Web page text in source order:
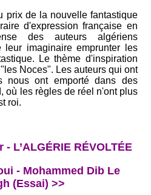
prix de la nouvelle fantastique
d'expression française en
des auteurs algériens
imaginaire emprunter les
Le thème d'inspiration
Noces". Les auteurs qui ont
nous ont emporté dans des
où les règles de réel n'ont plus
roi.
L’ALGÉRIE RÉVOLTÉE
- Mohammed Dib Le
(Essai) >>